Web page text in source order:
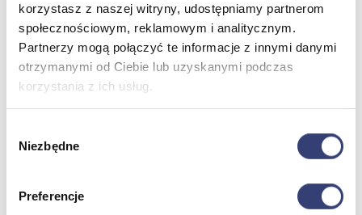
korzystasz z naszej witryny, udostępniamy partnerom
społecznościowym, reklamowym i analitycznym.
Partnerzy mogą połączyć te informacje z innymi danymi
otrzymanymi od Ciebie lub uzyskanymi podczas
korzystania z ich usług.
zgody
Niezbędne
Preferencje
Spa & Wellness
Wróć
Fotele do masażu